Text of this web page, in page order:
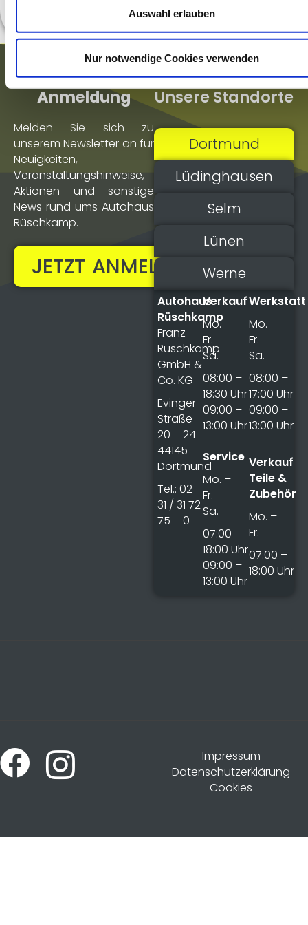
Auswahl erlauben
Nur notwendige Cookies verwenden
Newsletter
Anmeldung
Melden Sie sich zu
unserem Newsletter an für
Neuigkeiten,
Veranstaltungs­hinweise,
Aktionen und sonstige
News rund ums Autohaus
Rüschkamp.
JETZT ANMELDEN!
Unsere Standorte
Dortmund
Lüdinghausen
Selm
Lünen
Werne
Autohaus
Rüschkamp
Franz
Rüschkamp
GmbH &
Co. KG
Evinger
Straße
20 – 24
44145
Dortmund
Tel.: 02
31 / 31 72
75 – 0
Verkauf
Mo. –
Fr.
Sa.
08:00 –
18:30 Uhr
09:00 –
13:00 Uhr
Service
Mo. –
Fr.
Sa.
07:00 –
18:00 Uhr
09:00 –
13:00 Uhr
Werkstatt
Mo. –
Fr.
Sa.
08:00 –
17:00 Uhr
09:00 –
13:00 Uhr
Verkauf
Teile &
Zubehör
Mo. –
Fr.
07:00 –
18:00 Uhr
Impressum
Datenschutzerklärung
Cookies